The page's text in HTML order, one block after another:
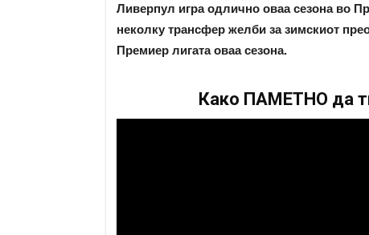
Ливерпул игра одлично оваа сезона во
неколку трансфер желби за зимскиот
Премиер лигата оваа сезона.
Како ПАМЕТНО да